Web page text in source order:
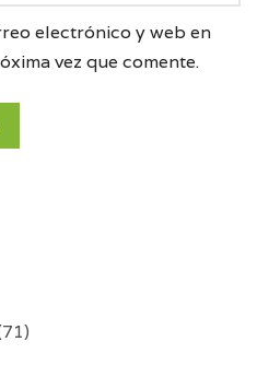
electrónico y web en
vez que comente.